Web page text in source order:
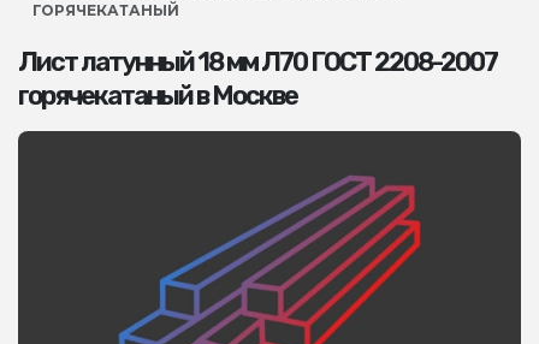
ГОРЯЧЕКАТАНЫЙ
Лист латунный 18 мм Л70 ГОСТ 2208-2007
горячекатаный в Москве